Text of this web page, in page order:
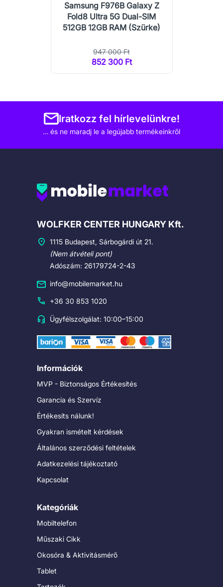
Samsung F976B Galaxy Z
Fold8 Ultra 5G Dual-SIM
512GB 12GB RAM (Szürke)
947 000 Ft
852 300 Ft
Iratkozz fel hírlevelünkre!
… és ne maradj le a legújabb termékeinkről
Cégadatok
WOLFKER CENTER HUNGARY Kft.
1115 Budapest, Sárbogárdi út 21.
(Nem átvételi pont)
Adószám: 26179724-2-43
info@mobilemarket.hu
+36 30 853 1020
Ügyfélszolgálat: 10:00–15:00
Információk
MVP - Biztonságos Értékesítés
Garancia és Szervíz
Értékesíts nálunk!
Gyakran ismételt kérdések
Általános szerződési feltételek
Adatkezelési tájékoztató
Kapcsolat
Kategóriák
Mobiltelefon
Műszaki Cikk
Okosóra & Aktivitásmérő
Tablet